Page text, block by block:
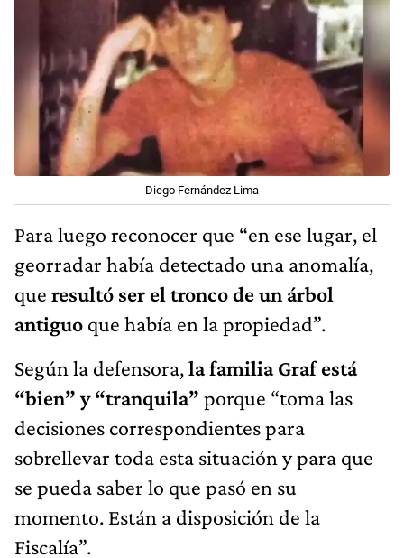
Diego Fernández Lima
Para luego reconocer que “en ese lugar, el
georradar había detectado una anomalía,
que resultó ser el tronco de un árbol
antiguo que había en la propiedad”.
Según la defensora,la familia Graf está
“bien” y “tranquila” porque “toma las
decisiones correspondientes para
sobrellevar toda esta situación y para que
se pueda saber lo que pasó en su
momento. Están a disposición de la
Fiscalía”.